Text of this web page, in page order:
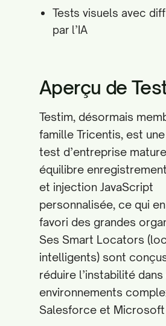
Tests visuels avec
par l’IA
Aperçu de
Testim, désormais
famille Tricentis, est
test d’entreprise
équilibre
et injection JavaScript
personnalisée, ce qui
favori des grandes
Ses Smart Locators
intelligents) sont
réduire l’instabilité dans
environnements
Salesforce et Microsoft